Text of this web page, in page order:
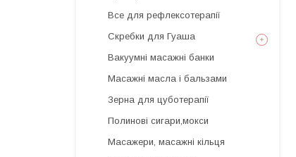
Все для рефлексотерапії
Скребки для Гуаша
Вакуумні масажні банки
Масажні масла і бальзами
Зерна для цуботерапії
Полинові сигари,мокси
Масажери, масажні кільця